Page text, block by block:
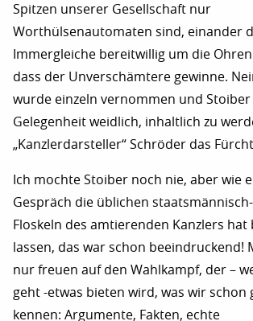
Spitzen unserer Gesellschaft nur
Worthülsenautomaten sind, einander
Immergleiche bereitwillig um die
dass der Unverschämtere gewinne.
wurde einzeln vernommen und
Gelegenheit weidlich, inhaltlich zu
„Kanzlerdarsteller“ Schröder das
Ich mochte Stoiber noch nie, aber wie
Gespräch die üblichen
Floskeln des amtierenden Kanzlers hat
lassen, das war schon beeindruckend!
nur freuen auf den Wahlkampf, der –
geht -etwas bieten wird, was wir
kennen: Argumente, Fakten, echte